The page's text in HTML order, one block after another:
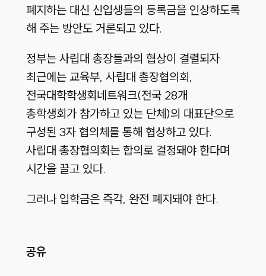
폐지하는 대신 신입생들의 등록금을 인상하도록
해 주는 방안도 거론되고 있다.
정부는 사립대 총장들과의 협상이 결렬되자
최근에는 교육부, 사립대 총장협의회,
전국대학학생회네트워크(전국 28개
총학생회가 참가하고 있는 단체)의 대표단으로
구성된 3자 협의체를 통해 협상하고 있다.
사립대 총장협의회는 합의로 결정돼야 한다며
시간을 끌고 있다.
그러나 입학금은 즉각, 완전 폐지돼야 한다.
공유